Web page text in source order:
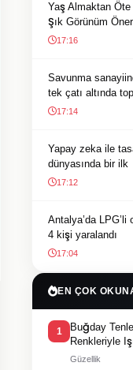
Yaş Almaktan
Şık Görünüm
17:16
Savunma
tek çatı altında
17:14
Yapay zeka ile
dünyasında bir ilk
17:12
Antalya’da
4 kişi yaralandı
17:04
EN ÇOK
1
Buğday
Renkleriyle
Güzellik